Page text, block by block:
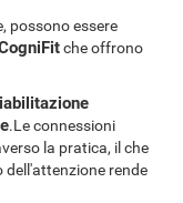
possono essere
che offrono
.Le connessioni
la pratica, il che
dell'attenzione rende